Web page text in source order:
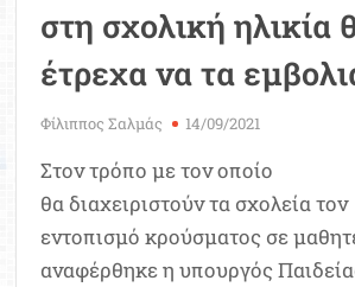
έως
ετών
στη σχολική ηλικία
έτρεχα να τα
Φίλιππος Σαλμάς 14/09/2021
Στον τρόπο με τον οποίο
θα διαχειριστούν τα σχολεία τον
εντοπισμό κρούσματος σε
αναφέρθηκε η υπουργός